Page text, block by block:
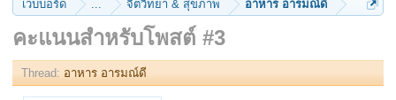
เว็บบอร์ด ... จิตวิทยา & สุขภาพ อาหาร อารมณ์ดี
คะแนนสำหรับโพสต์ #3
Thread: อาหาร อารมณ์ดี